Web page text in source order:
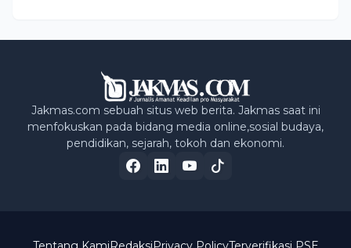
Jakmas.com sebuah situs web berita. Jakmas saat ini
menfokuskan pada bidang media online,sosial budaya,
pendidikan, sejarah, tokoh dan ekonomi.